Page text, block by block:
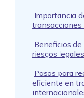
Importancia
Beneficios de
riesgos
Pasos para
eficiente en